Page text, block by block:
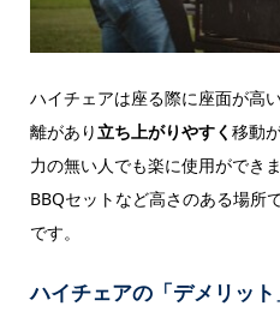
ハイチェアは座る際に座面が高
離があり立ち上がりやすく 移動
力の無い人でも楽に使用ができま
BBQセットなど高さのある場所
です。
ハイチェアの「デメリット